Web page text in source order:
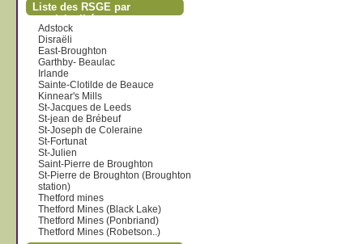
Liste des RSGE par
municipalité
Adstock
Disraëli
East-Broughton
Garthby- Beaulac
Irlande
Sainte-Clotilde de Beauce
Kinnear's Mills
St-Jacques de Leeds
St-jean de Brébeuf
St-Joseph de Coleraine
St-Fortunat
St-Julien
Saint-Pierre de Broughton
St-Pierre de Broughton (Broughton
station)
Thetford mines
Thetford Mines (Black Lake)
Thetford Mines (Ponbriand)
Thetford Mines (Robetson..)